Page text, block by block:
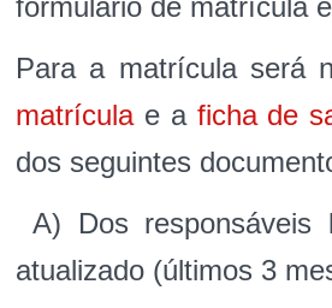
formulário de matrícula
Para a matrícula será
matrículae a ficha de
dos seguintes
A) Dos responsáveis
atualizado (últimos 3